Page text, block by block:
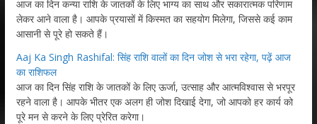
आज का दिन कन्या राशि के जातकों के लिए भाग्य का साथ और सकारात्मक परिणाम
लेकर आने वाला है। आपके प्रयासों में किस्मत का सहयोग मिलेगा, जिससे कई काम
आसानी से पूरे हो सकते हैं।
Aaj Ka Singh Rashifal: सिंह राशि वालों का दिन जोश से भरा रहेगा, पढ़ें आज
का राशिफल
आज का दिन सिंह राशि के जातकों के लिए ऊर्जा, उत्साह और आत्मविश्वास से भरपूर
रहने वाला है। आपके भीतर एक अलग ही जोश दिखाई देगा, जो आपको हर कार्य को
पूरे मन से करने के लिए प्रेरित करेगा।